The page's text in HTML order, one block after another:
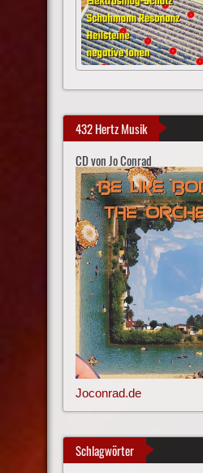
432 Hertz Musik
CD von Jo Conrad
Joconrad.de
Schlagwörter